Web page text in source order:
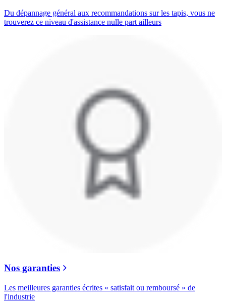
Du dépannage général aux recommandations sur les tapis, vous ne
trouverez ce niveau d'assistance nulle part ailleurs
Nos garanties
Les meilleures garanties écrites « satisfait ou remboursé » de
l'industrie